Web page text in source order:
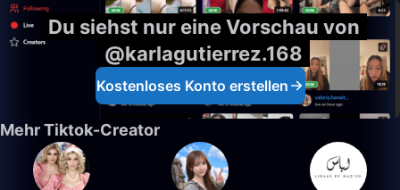
Du siehst nur eine Vorschau von
@karlagutierrez.168
Kostenloses Konto erstellen
Mehr Tiktok-Creator